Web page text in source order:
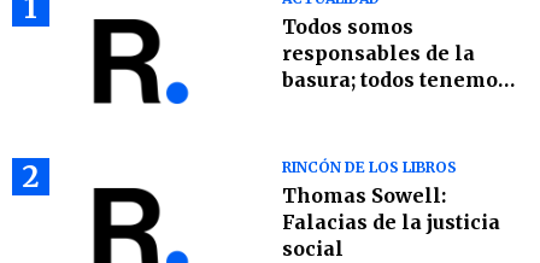
1
Todos somos
responsables de la
basura; todos tenemos
2 RINCÓN DE LOS LIBROS
Thomas Sowell:
Falacias de la justicia
social